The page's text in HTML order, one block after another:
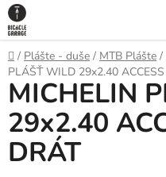
Prejsť
na
obsah
Domov
/ Plášte - duše / MTB Plášte /
PLÁŠŤ WILD 29x2.40
MICHELIN
29x2.40
DRÁT